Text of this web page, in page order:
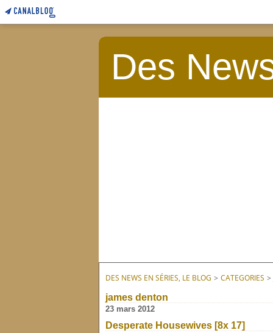
Des
DES NEWS EN SÉRIES, LE BLOG > CATEGORIES >
james denton
23 mars 2012
Desperate Housewives [8x 17]